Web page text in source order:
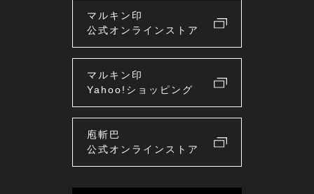
マルキン印
公式オンラインストア
マルキン印
Yahoo!ショッピング
庖斬巴
公式オンラインストア